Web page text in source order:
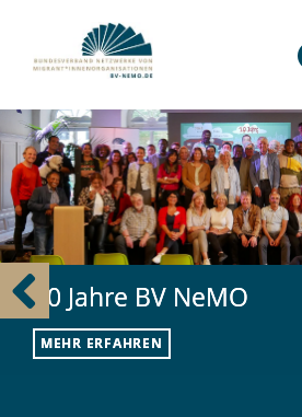
10 Jahre BV NeMO
MEHR ERFAHREN